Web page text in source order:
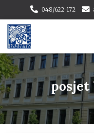
048/622-172
posjet